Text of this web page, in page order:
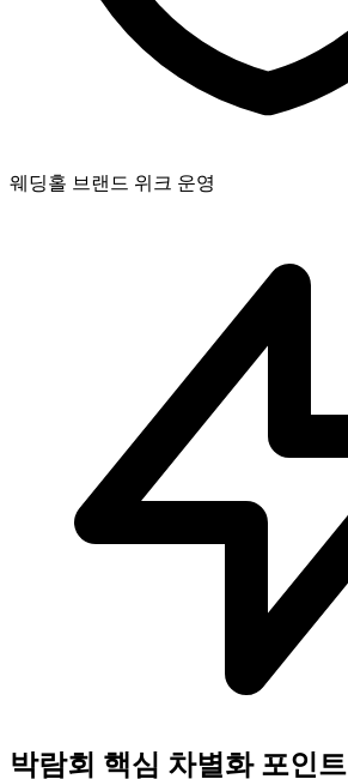
웨딩홀 브랜드 위크 운영
박람회 핵심 차별화 포인트